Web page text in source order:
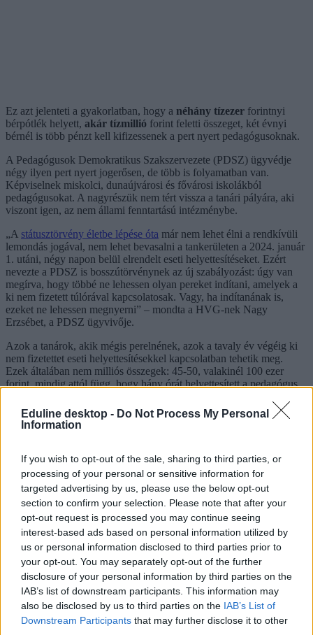
Eduline desktop - Do Not Process My Personal
Information
If you wish to opt-out of the sale, sharing to third parties, or
processing of your personal or sensitive information for
targeted advertising by us, please use the below opt-out
section to confirm your selection. Please note that after your
opt-out request is processed you may continue seeing
interest-based ads based on personal information utilized by
us or personal information disclosed to third parties prior to
your opt-out. You may separately opt-out of the further
disclosure of your personal information by third parties on the
IAB’s list of downstream participants. This information may
also be disclosed by us to third parties on the IAB’s List of
Downstream Participants that may further disclose it to other
Ez azt jelenteti a gyakorlatban, hogy a néhány tízezer forintnyi
bérpótlék helyett, akár tízmillió forint feletti összeget, két évnyi
bérnél is több pénzt kell kifizessenek a pert nyert pedagógusoknak.
A Pedagógusok Demokratikus Szakszervezete (PDSZ) ügyvédje
négy ilyen pert nyert jogerősen, de több is folyamatban van.
Képviselnek miskolci, dunaújvárosi és fővárosi iskolákból
pedagógusokat. A nagyrészük nem tért vissza a tanári pályára, aki
viszont igen, az nem állami fenntartású intézménybe.
„A státusztörvény életbe lépése óta már nem lehet élni a rendkívüli
lemondás jogával, nem lehet bevasalni a tankerületen a 2024. január
1. utáni, négy napon belül elrendelt eseti helyettesítéseket. Ezért
nevezte a PDSZ is bosszútörvénynek az új szabályozást: úgy van
megírva, hogy többé ne lehessen olyan pereket indítani, amelyek a
ki nem fizetett túlórával kapcsolatosak. Vagy, ha indítanának is,
ezeket ne lehessen megnyerni” – mondta a HVG-nek Nagy
Erzsébet, a PDSZ ügyvivője.
Azok a tanárok, akik mégis perelnének, azok a tavaly év végéig ki
nem fizetettet eseti helyettesítésekkel kapcsolatban tehetik meg.
Ezek általában nem milliós összegek: 45-50, valakinél 100 ezer
forint, mindig attól függ, hogy hány órát helyettesített a pedagógus.
felmentésnél 8 havi bér jár (többéves munkaviszony esetén),
valamint dupla végkielégítés – van olyan, akinek ez kétévi bérét
A PDSZ ügyvivője által említett 5 eset közül is csak az egyiküknek
jár majd több mint 15 milliós összeg. De az a tanár is, aki egy
Közép-Budai Tankerületi Központhoz tartozó iskolában tanított, és
követeli a neki járó összeget, 5 millió forintot sajtolt ki a
tankerületből.